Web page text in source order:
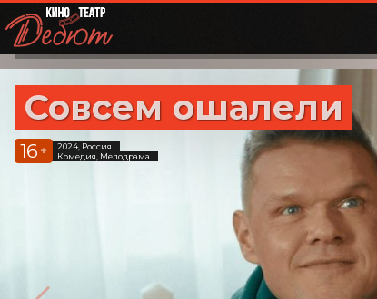
Совсем ошалели
16 +
2024, Россия
Комедия, Мелодрама